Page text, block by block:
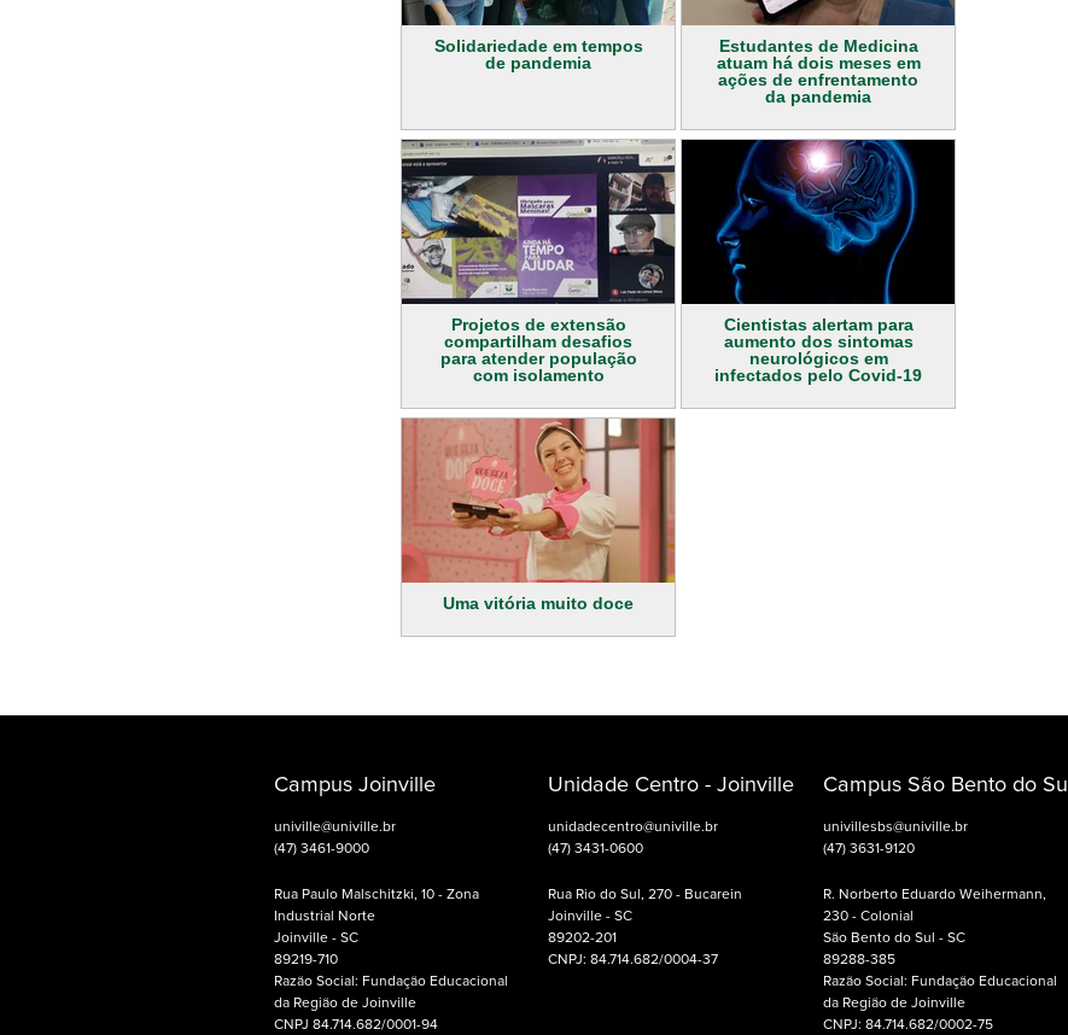
Solidariedade em tempos
de pandemia
Estudantes de Medicina
atuam há dois meses em
ações de enfrentamento
da pandemia
Projetos de extensão
compartilham desafios
para atender população
com isolamento
Cientistas alertam para
aumento dos sintomas
neurológicos em
infectados pelo Covid-19
Uma vitória muito doce
Campus Joinville
univille@univille.br
(47) 3461-9000
Rua Paulo Malschitzki, 10 - Zona
Industrial Norte
Joinville - SC
89219-710
Razão Social: Fundação Educacional
da Região de Joinville
CNPJ 84.714.682/0001-94
Unidade Centro - Joinville
unidadecentro@univille.br
(47) 3431-0600
Rua Rio do Sul, 270 - Bucarein
Joinville - SC
89202-201
CNPJ: 84.714.682/0004-37
Campus São Bento do Sul
univillesbs@univille.br
(47) 3631-9120
R. Norberto Eduardo Weihermann,
230 - Colonial
São Bento do Sul - SC
89288-385
Razão Social: Fundação Educacional
da Região de Joinville
CNPJ: 84.714.682/0002-75